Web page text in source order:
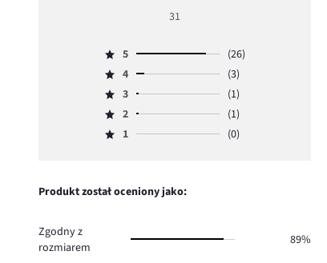
5
31
Ocena
5,
ilość
głosów
5
(26)
Ocena
4,
ilość
głosów
4
(3)
Ocena
3,
ilość
3
(1)
Ocena
2,
1.
2
(1)
Ocena
głosów
1 (0)
Produkt został oceniony jako:
Zgodny z
rozmiarem
89%